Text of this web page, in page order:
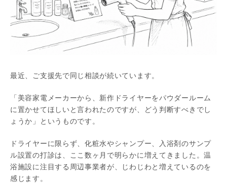
最近、ご支援先で同じ相談が続いています。
「美容家電メーカーから、新作ドライヤーをパウダールーム
に置かせてほしいと言われたのですが、どう判断すべきでし
ょうか」というものです。
ドライヤーに限らず、化粧水やシャンプー、入浴剤のサンプ
ル設置の打診は、ここ数ヶ月で明らかに増えてきました。温
浴施設に注目する周辺事業者が、じわじわと増えているのを
感じます。